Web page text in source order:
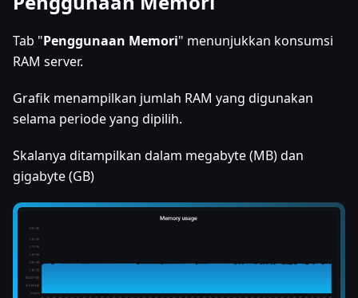
Tab "Penggunaan Memori" menunjukkan konsumsi
RAM server.
Grafik menampilkan jumlah RAM yang digunakan
selama periode yang dipilih.
Skalanya ditampilkan dalam megabyte (MB) dan
gigabyte (GB)